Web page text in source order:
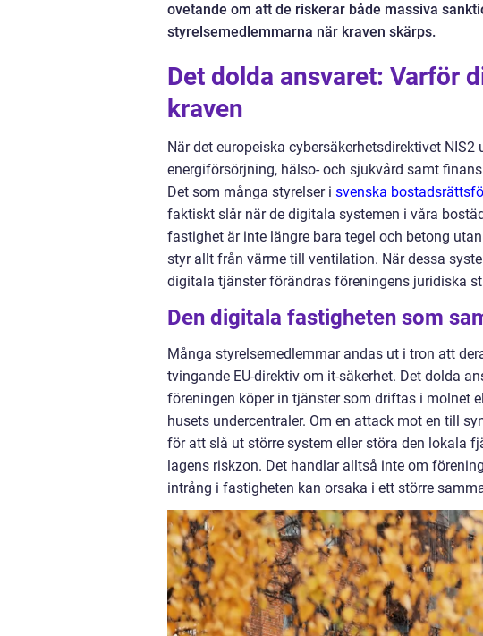
ovetande om att de riskerar både massiva
styrelsemedlemmarna när kraven skärps.
Det dolda ansvaret: Varför
kraven
När det europeiska cybersäkerhetsdirektivet
energiförsörjning, hälso- och sjukvård samt
Det som många styrelser i svenska
faktiskt slår när de digitala systemen i våra
fastighet är inte längre bara tegel och betong
styr allt från värme till ventilation. När dessa
digitala tjänster förändras föreningens juridiska
Den digitala fastigheten som
Många styrelsemedlemmar andas ut i tron att
tvingande EU-direktiv om it-säkerhet. Det dolda
föreningen köper in tjänster som driftas i molnet
husets undercentraler. Om en attack mot en till
för att slå ut större system eller störa den lokala
lagens riskzon. Det handlar alltså inte om
intrång i fastigheten kan orsaka i ett större